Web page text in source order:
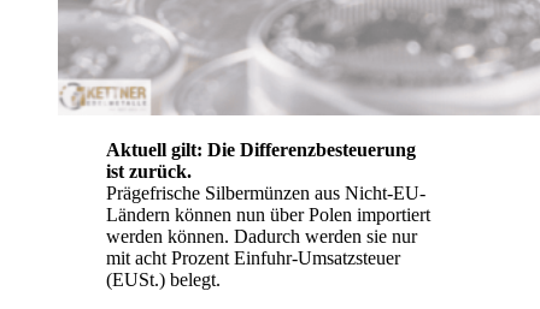
Aktuell gilt: Die Differenzbesteuerung
ist zurück.
Prägefrische Silbermünzen aus Nicht-EU-
Ländern können nun über Polen importiert
werden können. Dadurch werden sie nur
mit acht Prozent Einfuhr-Umsatzsteuer
(EUSt.) belegt.